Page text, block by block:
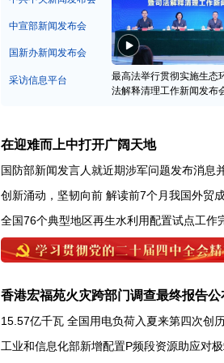
中宣部新闻发布会
国新办新闻发布会
采访信息平台
最高法举行贯彻实施生态
法解释清理工作新闻发布
在迎难而上中打开广阔天地
国防部新闻发言人就近期涉军问题发布消息
创新涌动，坚韧向前 解读前7个月我国外贸
全国76个典型地区再生水利用配置试点工作
香港宏福苑火灾跨部门调查最终报告公
15.57亿千瓦 全国用电负荷入夏来第四次创
工业和信息化部新增配置P频段资源助应对